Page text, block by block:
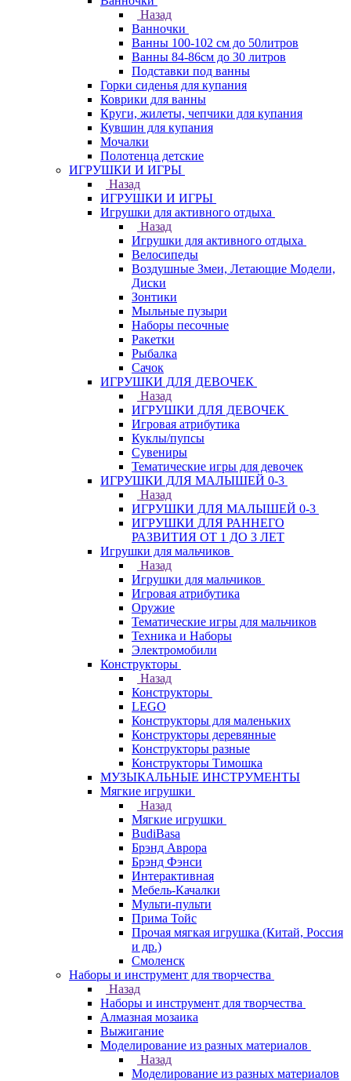
Назад
Ванночки
Ванны 100-102 см до 50литров
Ванны 84-86см до 30 литров
Подставки под ванны
Горки сиденья для купания
Коврики для ванны
Круги, жилеты, чепчики для купания
Кувшин для купания
Мочалки
Полотенца детские
ИГРУШКИ И ИГРЫ
Назад
ИГРУШКИ И ИГРЫ
Игрушки для активного отдыха
Назад
Игрушки для активного отдыха
Велосипеды
Воздушные Змеи, Летающие Модели,
Диски
Зонтики
Мыльные пузыри
Наборы песочные
Ракетки
Рыбалка
Сачок
ИГРУШКИ ДЛЯ ДЕВОЧЕК
Назад
ИГРУШКИ ДЛЯ ДЕВОЧЕК
Игровая атрибутика
Куклы/пупсы
Сувениры
Тематические игры для девочек
ИГРУШКИ ДЛЯ МАЛЫШЕЙ 0-3
Назад
ИГРУШКИ ДЛЯ МАЛЫШЕЙ 0-3
ИГРУШКИ ДЛЯ РАННЕГО
РАЗВИТИЯ ОТ 1 ДО 3 ЛЕТ
Игрушки для мальчиков
Назад
Игрушки для мальчиков
Игровая атрибутика
Оружие
Тематические игры для мальчиков
Техника и Наборы
Электромобили
Конструкторы
Назад
Конструкторы
LEGO
Конструкторы для маленьких
Конструкторы деревянные
Конструкторы разные
Конструкторы Тимошка
МУЗЫКАЛЬНЫЕ ИНСТРУМЕНТЫ
Мягкие игрушки
Назад
Мягкие игрушки
BudiBasa
Брэнд Аврора
Брэнд Фэнси
Интерактивная
Мебель-Качалки
Мульти-пульти
Прима Тойс
Прочая мягкая игрушка (Китай, Россия
и др.)
Смоленск
Наборы и инструмент для творчества
Назад
Наборы и инструмент для творчества
Алмазная мозаика
Выжигание
Моделирование из разных материалов
Назад
Моделирование из разных материалов